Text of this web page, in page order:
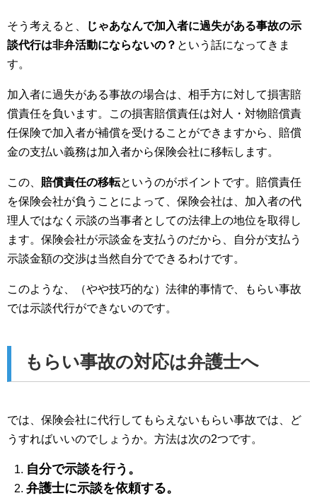
そう考えると、
じゃあなんで加入者に過失がある事故の示
談代行は非弁活動にならないの？ という話になってきま
す。
加入者に過失がある事故の場合は、相手方に対して損害賠
償責任を負います。この損害賠償責任は対人・対物賠償責
任保険で加入者が補償を受けることができますから、賠償
金の支払い義務は加入者から保険会社に移転します。
この、 賠償責任の移転というのがポイントです。賠償責任
を保険会社が負うことによって、保険会社は、加入者の代
理人ではなく示談の当事者としての法律上の地位を取得し
ます。保険会社が示談金を支払うのだから、自分が支払う
示談金額の交渉は当然自分でできるわけです。
このような、（やや技巧的な）法律的事情で、もらい事故
では示談代行ができないのです。
もらい事故の対応は弁護士へ
では、保険会社に代行してもらえないもらい事故では、ど
うすればいいのでしょうか。方法は次の2つです。
自分で示談を行う。
弁護士に示談を依頼する。